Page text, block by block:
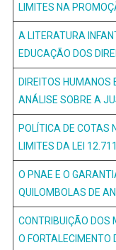
LIMITES NA
A LITERATURA
EDUCAÇÃO DOS
DIREITOS HUMANOS
ANÁLISE SOBRE A
POLÍTICA DE COTAS
LIMITES DA LEI 12.711
O PNAE E O
QUILOMBOLAS DE
CONTRIBUIÇÃO DOS
O FORTALECIMENTO